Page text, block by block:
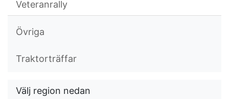
Veteranrally
Övriga
Traktorträffar
Välj region nedan